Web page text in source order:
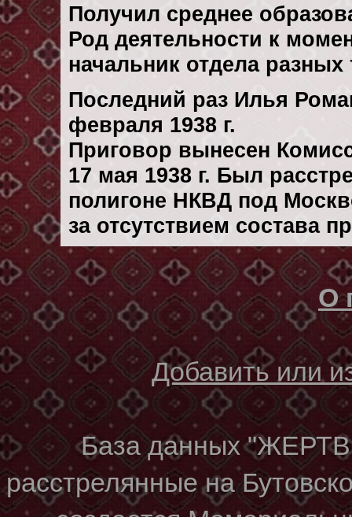
Получил среднее
Род деятельности к
начальник отдела
Последний раз Илья
февраля 1938 г.
Приговор вынесен
17 мая 1938 г. Был
полигоне НКВД под
за отсутствием состава
О
Добавить или
База данных
расстрелянные на